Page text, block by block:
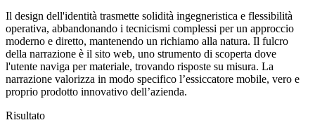
Il design dell'identità trasmette solidità ingegneristica e flessibilità
operativa, abbandonando i tecnicismi complessi per un approccio
moderno e diretto, mantenendo un richiamo alla natura. Il fulcro
della narrazione è il sito web, uno strumento di scoperta dove
l'utente naviga per materiale, trovando risposte su misura. La
narrazione valorizza in modo specifico l’essiccatore mobile, vero e
proprio prodotto innovativo dell’azienda.
Risultato